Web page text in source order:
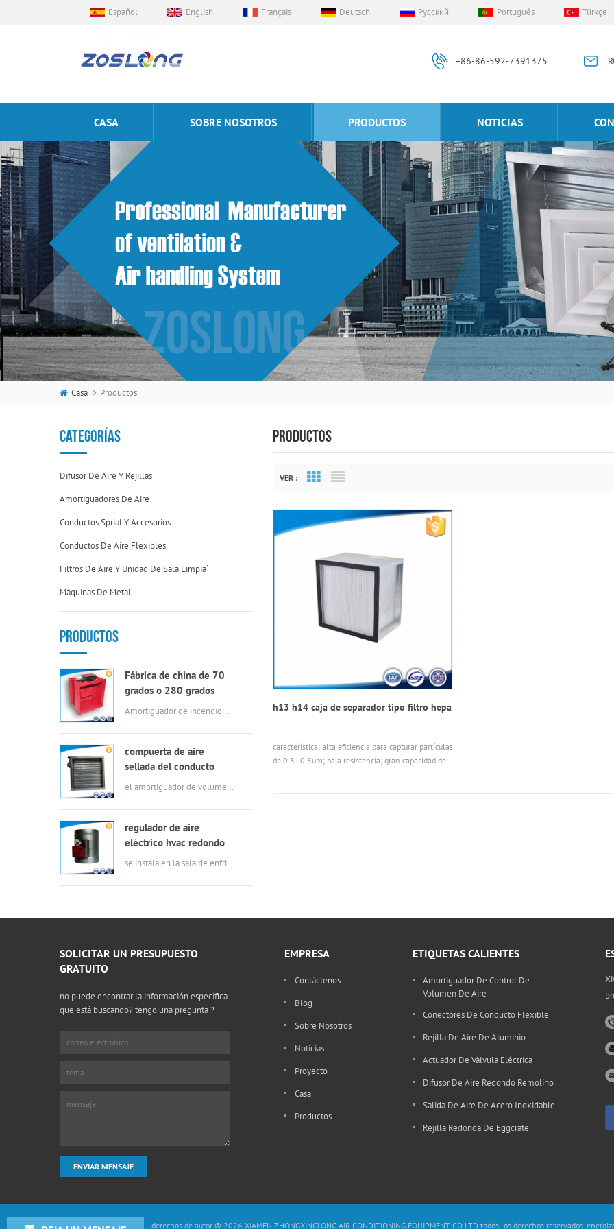
Español English Français Deutsch Русский Português Türkçe
+86-86-592-7391375
CASA SOBRE NOSOTROS PRODUCTOS NOTICIAS
Casa Productos
CATEGORÍAS
Difusor De Aire Y Rejillas
Amortiguadores De Aire
Conductos Sprial Y Accesorios
Conductos De Aire Flexibles
Filtros De Aire Y Unidad De Sala Limpia`
Máquinas De Metal
PRODUCTOS
Fábrica de china de 70
grados o 280 grados
eléctrica msfd HVAC
amortiguador de fuego
para conductos de aire
Amortiguador de incendio eléctrico de 70 ℃ o 280 in en buena calidad
compuerta de aire
sellada del conducto
rectangular del hvac
el amortiguador de volumen de aire tiene las características de construcción simple, baja fuga, par pequeño, operación flexible, resistencia a la corrosión.
regulador de aire
eléctrico hvac redondo
se instala en la sala de enfriamiento y se enclava con un ventilador axial. En verano, cuando los ventiladores axiales están en marcha, los amortiguadores también están funcionando para agotar el aire producido por los enfriadores, en invierno, el ventilador axial no funciona, y los amortiguadores también se mantienen cerrados para mantener la temp7
PRODUCTOS
VER : Grid View
h13 h14 caja de separador tipo filtro hepa
característica: alta eficiencia para capturar partículas
de 0.3 - 0.5um; baja resistencia; gran capacidad de
SOLICITAR UN PRESUPUESTO
GRATUITO
no puede encontrar la información específica
que está buscando? tengo una pregunta ?
EMPRESA
Contáctenos
Blog
Sobre Nosotros
Noticias
Proyecto
Casa
Productos
ETIQUETAS CALIENTES
Amortiguador De Control De
Volumen De Aire
Conectores De Conducto Flexible
Rejilla De Aire De Aluminio
Actuador De Válvula Eléctrica
Difusor De Aire Redondo Remolino
Salida De Aire De Acero Inoxidable
Rejilla Redonda De Eggcrate
derechos de autor © 2026 XIAMEN ZHONGXINGLONG AIR CONDITIONING EQUIPMENT CO LTD.todos los derechos reservados.